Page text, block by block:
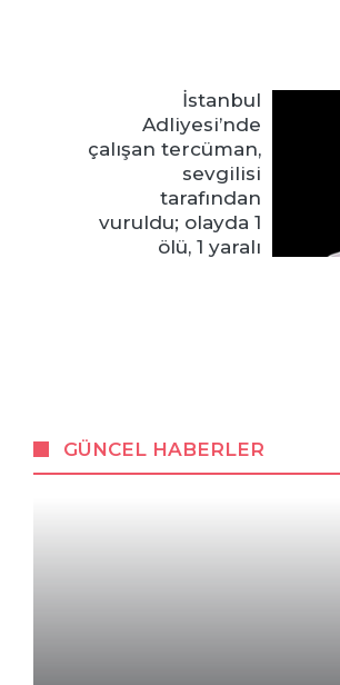
İstanbul
Adliyesi’nde
çalışan tercüman,
sevgilisi
tarafından
vuruldu; olayda 1
ölü, 1 yaralı
GÜNCEL HABERLER